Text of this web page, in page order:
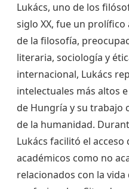
Lukács, uno de los
siglo XX, fue un
de la filosofía,
literaria, sociología y
internacional, Lukács
intelectuales más altos
de Hungría y su trabajo
de la humanidad.
Lukács facilitó el
académicos como no
relacionados con la